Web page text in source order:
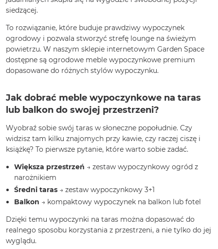
siedzącej.
To rozwiązanie, które buduje prawdziwy wypoczynek
ogrodowy i pozwala stworzyć strefę lounge na świeżym
powietrzu. W naszym sklepie internetowym Garden Space
dostępne są ogrodowe meble wypoczynkowe premium
dopasowane do różnych stylów wypoczynku.
Jak dobrać meble wypoczynkowe na taras
lub balkon do swojej przestrzeni?
Wyobraź sobie swój taras w słoneczne popołudnie. Czy
widzisz tam kilku znajomych przy kawie, czy raczej ciszę i
książkę? To pierwsze pytanie, które warto sobie zadać.
Większa przestrzeń → zestaw wypoczynkowy ogród z
narożnikiem
Średni taras → zestaw wypoczynkowy 3+1
Balkon → kompaktowy wypoczynek na balkon lub fotel
Dzięki temu wypoczynki na taras można dopasować do
realnego sposobu korzystania z przestrzeni, a nie tylko do jej
wyglądu.